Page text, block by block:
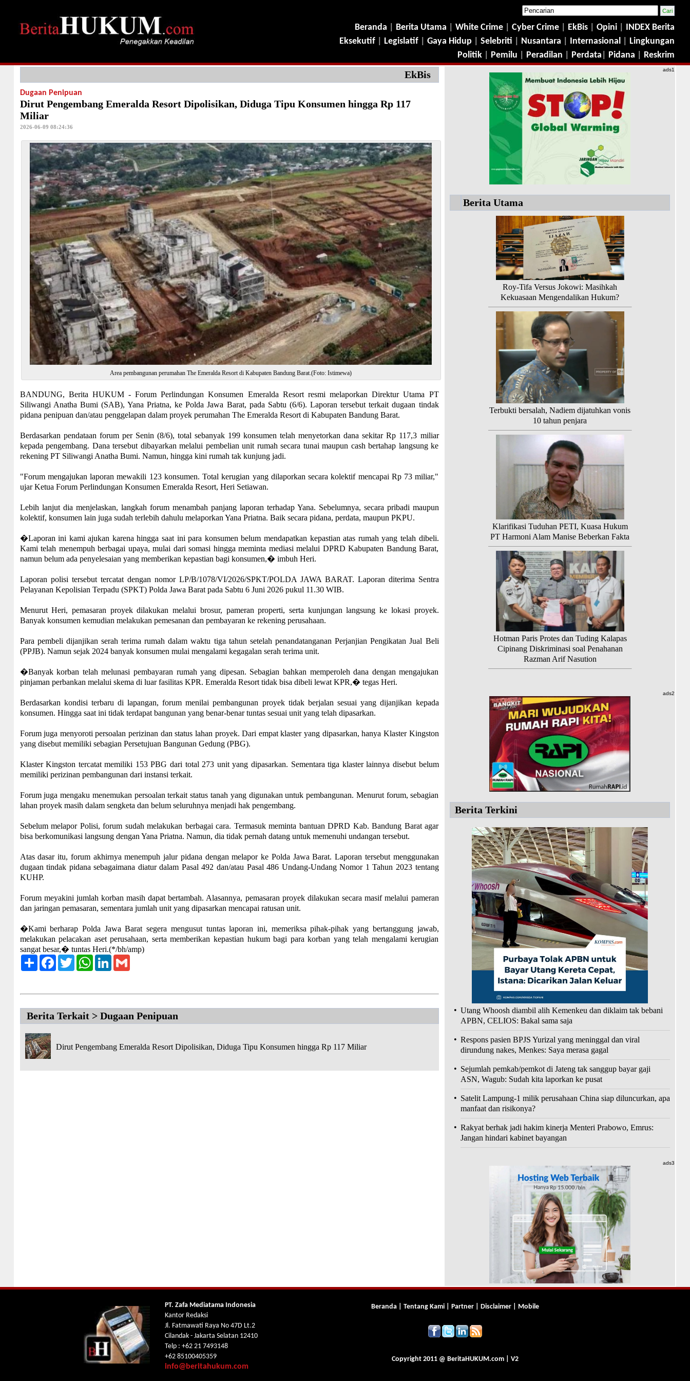
Beranda Berita Utama White Crime Cyber Crime EkBis Opini
INDEX Berita
Eksekutif
Legislatif Gaya Hidup Selebriti Nusantara Internasional
Lingkungan
Politik
Pemilu Peradilan Perdata Pidana Reskrim
EkBis
Dugaan Penipuan
Dirut Pengembang Emeralda Resort Dipolisikan, Diduga Tipu Konsumen hingga Rp 117
Miliar
2026-06-09 08:24:36
Area pembangunan perumahan The Emeralda Resort di Kabupaten Bandung Barat.(Foto: Istimewa)
BANDUNG, Berita HUKUM - Forum Perlindungan Konsumen Emeralda Resort resmi melaporkan Direktur Utama PT
Siliwangi Anatha Bumi (SAB), Yana Priatna, ke Polda Jawa Barat, pada Sabtu (6/6). Laporan tersebut terkait dugaan tindak
pidana penipuan dan/atau penggelapan dalam proyek perumahan The Emeralda Resort di Kabupaten Bandung Barat.
Berdasarkan pendataan forum per Senin (8/6), total sebanyak 199 konsumen telah menyetorkan dana sekitar Rp 117,3 miliar
kepada pengembang. Dana tersebut dibayarkan melalui pembelian unit rumah secara tunai maupun cash bertahap langsung ke
rekening PT Siliwangi Anatha Bumi. Namun, hingga kini rumah tak kunjung jadi.
"Forum mengajukan laporan mewakili 123 konsumen. Total kerugian yang dilaporkan secara kolektif mencapai Rp 73 miliar,"
ujar Ketua Forum Perlindungan Konsumen Emeralda Resort, Heri Setiawan.
Lebih lanjut dia menjelaskan, langkah forum menambah panjang laporan terhadap Yana. Sebelumnya, secara pribadi maupun
kolektif, konsumen lain juga sudah terlebih dahulu melaporkan Yana Priatna. Baik secara pidana, perdata, maupun PKPU.
�Laporan ini kami ajukan karena hingga saat ini para konsumen belum mendapatkan kepastian atas rumah yang telah dibeli.
Kami telah menempuh berbagai upaya, mulai dari somasi hingga meminta mediasi melalui DPRD Kabupaten Bandung Barat,
namun belum ada penyelesaian yang memberikan kepastian bagi konsumen,� imbuh Heri.
Laporan polisi tersebut tercatat dengan nomor LP/B/1078/VI/2026/SPKT/POLDA JAWA BARAT. Laporan diterima Sentra
Pelayanan Kepolisian Terpadu (SPKT) Polda Jawa Barat pada Sabtu 6 Juni 2026 pukul 11.30 WIB.
Menurut Heri, pemasaran proyek dilakukan melalui brosur, pameran properti, serta kunjungan langsung ke lokasi proyek.
Banyak konsumen kemudian melakukan pemesanan dan pembayaran ke rekening perusahaan.
Para pembeli dijanjikan serah terima rumah dalam waktu tiga tahun setelah penandatanganan Perjanjian Pengikatan Jual Beli
(PPJB). Namun sejak 2024 banyak konsumen mulai mengalami kegagalan serah terima unit.
�Banyak korban telah melunasi pembayaran rumah yang dipesan. Sebagian bahkan memperoleh dana dengan mengajukan
pinjaman perbankan melalui skema di luar fasilitas KPR. Emeralda Resort tidak bisa dibeli lewat KPR,� tegas Heri.
Berdasarkan kondisi terbaru di lapangan, forum menilai pembangunan proyek tidak berjalan sesuai yang dijanjikan kepada
konsumen. Hingga saat ini tidak terdapat bangunan yang benar-benar tuntas sesuai unit yang telah dipasarkan.
Forum juga menyoroti persoalan perizinan dan status lahan proyek. Dari empat klaster yang dipasarkan, hanya Klaster Kingston
yang disebut memiliki sebagian Persetujuan Bangunan Gedung (PBG).
Klaster Kingston tercatat memiliki 153 PBG dari total 273 unit yang dipasarkan. Sementara tiga klaster lainnya disebut belum
memiliki perizinan pembangunan dari instansi terkait.
Forum juga mengaku menemukan persoalan terkait status tanah yang digunakan untuk pembangunan. Menurut forum, sebagian
lahan proyek masih dalam sengketa dan belum seluruhnya menjadi hak pengembang.
Sebelum melapor Polisi, forum sudah melakukan berbagai cara. Termasuk meminta bantuan DPRD Kab. Bandung Barat agar
bisa berkomunikasi langsung dengan Yana Priatna. Namun, dia tidak pernah datang untuk memenuhi undangan tersebut.
Atas dasar itu, forum akhirnya menempuh jalur pidana dengan melapor ke Polda Jawa Barat. Laporan tersebut menggunakan
dugaan tindak pidana sebagaimana diatur dalam Pasal 492 dan/atau Pasal 486 Undang-Undang Nomor 1 Tahun 2023 tentang
KUHP.
Forum meyakini jumlah korban masih dapat bertambah. Alasannya, pemasaran proyek dilakukan secara masif melalui pameran
dan jaringan pemasaran, sementara jumlah unit yang dipasarkan mencapai ratusan unit.
�Kami berharap Polda Jawa Barat segera mengusut tuntas laporan ini, memeriksa pihak-pihak yang bertanggung jawab,
melakukan pelacakan aset perusahaan, serta memberikan kepastian hukum bagi para korban yang telah mengalami kerugian
sangat besar,� tuntas Heri.(*/bh/amp)
ShareFacebook
TwitterWhatsApp
LinkedInGmail
Berita Terkait > Dugaan Penipuan
Dirut Pengembang Emeralda Resort Dipolisikan, Diduga Tipu Konsumen hingga Rp 117 Miliar
ads1
Berita Utama
Roy-Tifa Versus Jokowi: Masihkah
Kekuasaan Mengendalikan Hukum?
Terbukti bersalah, Nadiem dijatuhkan vonis
10 tahun penjara
Klarifikasi Tuduhan PETI, Kuasa Hukum
PT Harmoni Alam Manise Beberkan Fakta
Hotman Paris Protes dan Tuding Kalapas
Cipinang Diskriminasi soal Penahanan
Razman Arif Nasution
ads2
Berita Terkini
• Utang Whoosh diambil alih Kemenkeu dan diklaim tak bebani
APBN, CELIOS: Bakal sama saja
• Respons pasien BPJS Yurizal yang meninggal dan viral
dirundung nakes, Menkes: Saya merasa gagal
• Sejumlah pemkab/pemkot di Jateng tak sanggup bayar gaji
ASN, Wagub: Sudah kita laporkan ke pusat
• Satelit Lampung-1 milik perusahaan China siap diluncurkan, apa
manfaat dan risikonya?
• Rakyat berhak jadi hakim kinerja Menteri Prabowo, Emrus:
Jangan hindari kabinet bayangan
ads3
PT. Zafa Mediatama Indonesia
Kantor Redaksi
Jl. Fatmawati Raya No 47D Lt.2
Cilandak - Jakarta Selatan 12410
Telp : +62 21 7493148
+62 85100405359
info@beritahukum.com
Beranda| Tentang Kami Partner| Disclaimer| Mobile
Copyright 2011 @ BeritaHUKUM.com| V2